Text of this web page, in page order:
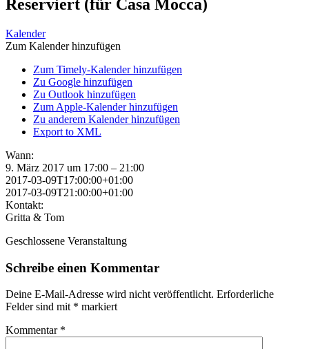
Reserviert (für Casa Mocca)
Kalender
Zum Kalender hinzufügen
Zum Timely-Kalender hinzufügen
Zu Google hinzufügen
Zu Outlook hinzufügen
Zum Apple-Kalender hinzufügen
Zu anderem Kalender hinzufügen
Export to XML
Wann:
9. März 2017 um 17:00 – 21:00
2017-03-09T17:00:00+01:00
2017-03-09T21:00:00+01:00
Kontakt:
Gritta & Tom
Geschlossene Veranstaltung
Schreibe einen Kommentar
Deine E-Mail-Adresse wird nicht veröffentlicht. Erforderliche
Felder sind mit * markiert
Kommentar *